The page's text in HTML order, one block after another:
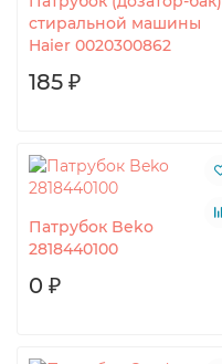
стиральной машины
Haier 0020300862
185 ₽
Патрубок Beko
2818440100
0 ₽